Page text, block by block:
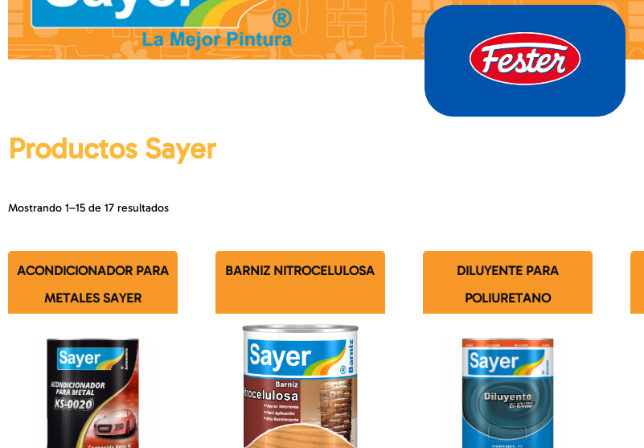
Productos Sayer
Mostrando 1–15 de 17 resultados
ACONDICIONADOR PARA
METALES SAYER
BARNIZ NITROCELULOSA
DILUYENTE PARA
POLIURETANO